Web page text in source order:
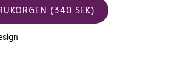
(340 SEK)